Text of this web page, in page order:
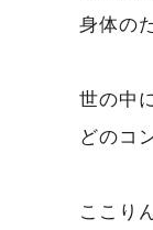
身体の
世の中
どのコ
ここり